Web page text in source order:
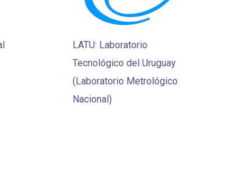
LATU: Laboratorio
Tecnológico del Uruguay
(Laboratorio Metrológico
Nacional)